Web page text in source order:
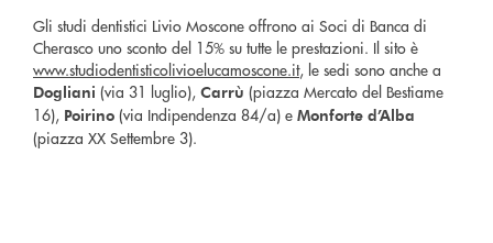
Gli studi dentistici Livio Moscone offrono ai Soci di Banca di
Cherasco uno sconto del 15% su tutte le prestazioni. Il sito è
www.studiodentisticolivioelucamoscone.it, le sedi sono anche a
Dogliani (via 31 luglio), Carrù (piazza Mercato del Bestiame
16), Poirino (via Indipendenza 84/a) e Monforte d’Alba
(piazza XX Settembre 3).